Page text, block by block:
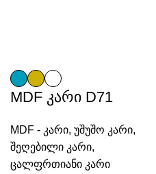
MDF კარი D71
MDF - კარი, უშუშო კარი,
შეღებილი კარი,
ცალფრთიანი კარი